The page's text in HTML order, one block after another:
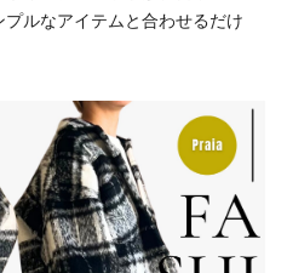
ルなアイテムと合わせるだけ